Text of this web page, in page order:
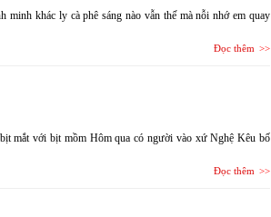
khác ly cà phê sáng nào vẫn thế mà nỗi nhớ em quay
Đọc thêm
mắt với bịt mồm Hôm qua có người vào xứ Nghệ Kêu bố
Đọc thêm